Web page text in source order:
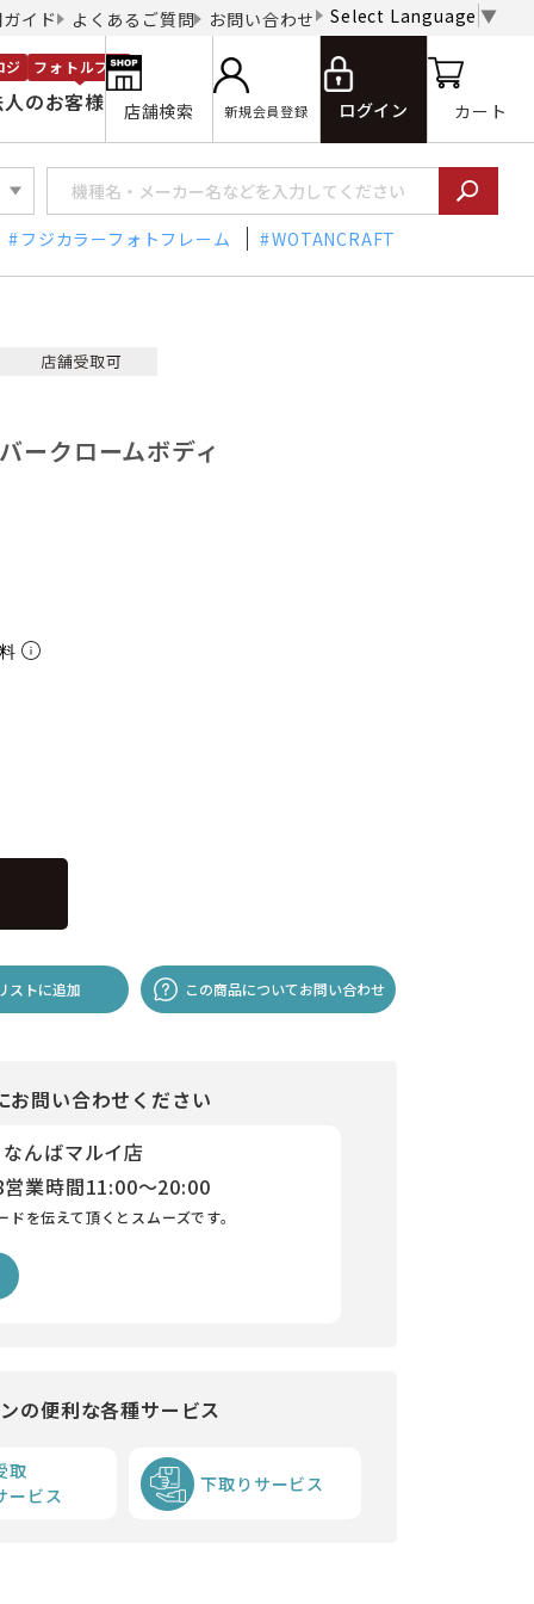
イド よくあるご質問 お問い合わせ Select Language ▼
のお客様
ジ フォトルプロ
店舗検索 新規会員登録 ログイン カート
フジカラーフォトフレーム WOTANCRAFT
ークロームボディ
料
ストに追加 この商品についてお問い合わせ
お問い合わせください
んばマルイ店
営業時間11:00～20:00
を伝えて頂くとスムーズです。
の便利な各種サービス
取
ービス
下取りサービス